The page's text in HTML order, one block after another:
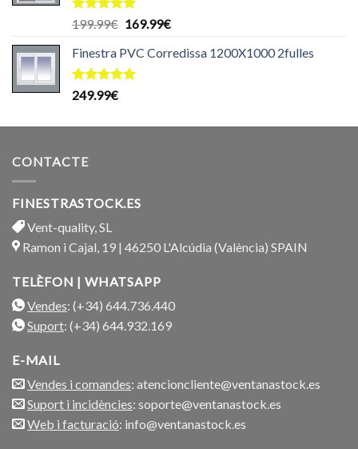
Puntuat
de 5
199.99€ El
original
era:
169.99€El
actual
Finestra PVC Corredissa 1200X1000 2fulles
Puntuat
249.99€
CONTACTE
FINESTRASTOCK.ES
Vent-quality, SL
Ramon i Cajal, 19 | 46250 L'Alcúdia (València) SPAIN
TELÈFON | WHATSAPP
Vendes: (+34) 644.736.440
Suport: (+34) 644.932.169
E-MAIL
Vendes i comandes: atencioncliente@ventanastock.es
Suport i incidències: soporte@ventanastock.es
Web i facturació: info@ventanastock.es